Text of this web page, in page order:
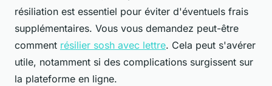
résiliation est essentiel pour éviter d'éventuels frais
supplémentaires. Vous vous demandez peut-être
comment résilier sosh avec lettre. Cela peut s'avérer
utile, notamment si des complications surgissent sur
la plateforme en ligne.